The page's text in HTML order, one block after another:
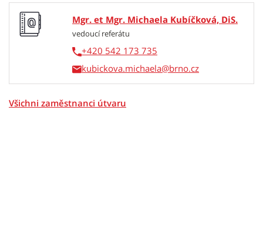
Mgr. et Mgr. Michaela Kubíčková, DiS.
vedoucí referátu
+420 542 173 735
kubickova.michaela
Všichni zaměstnanci útvaru